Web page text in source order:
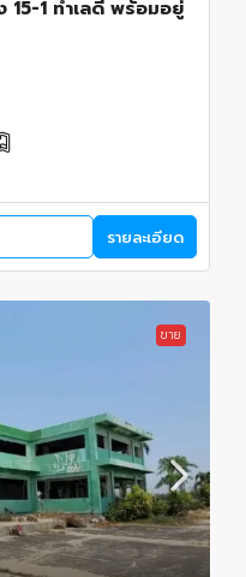
15-1 ทำเลดี พร้อมอยู่
รายละเอียด
ขาย